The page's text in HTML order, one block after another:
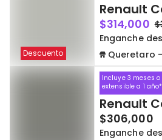
Descuento
Renault
$314,000
Enganche
Queretaro - La
Incluye 3 meses
extensible a 1 año*
Renault
$306,000
Enganche